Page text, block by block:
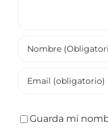
Guarda mi